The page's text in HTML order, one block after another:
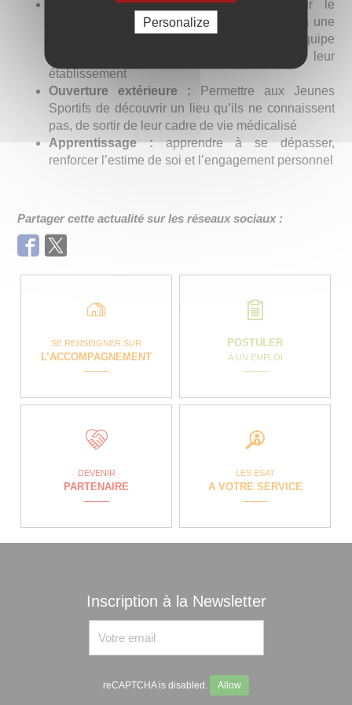
Inclusion :Faire changer le regard sur le
handicap. Concourir comme tout un chacun à une
épreuve sportive avec le soutien d’une équipe
d’encadrement et défendre les couleurs de leur
établissement
Ouverture extérieure :
Permettre aux Jeunes
Sportifs de découvrir un lieu qu’ils ne connaissent
pas, de sortir de leur cadre de vie médicalisé
Apprentissage :apprendre à se dépasser,
renforcer l’estime de soi et l’engagement personnel
Partager cette actualité sur les réseaux sociaux :
Facebook
SE RENSEIGNER SUR
L’ACCOMPAGNEMENT
POSTULER
À UN EMPLOI
DEVENIR
PARTENAIRE
LES ESAT
A VOTRE SERVICE
Inscription à la Newsletter
reCAPTCHA is disabled. Allow
Personalize